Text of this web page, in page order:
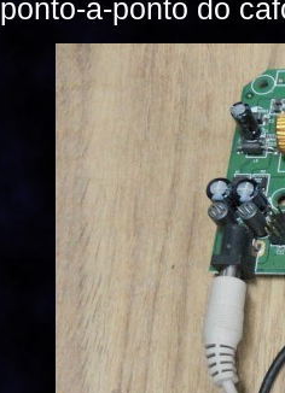
ponto-a-ponto do